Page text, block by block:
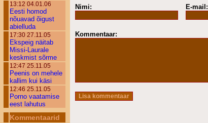
13:12 04.01.06
Eesti homod
nõuavad õigust
abielluda
17:30 27.11.05
Ekspeig näitab
Missi-Laurale
keskmist sõrme
12:47 25.11.05
Peenis on mehele
kallim kui käsi
12:46 25.11.05
Porno vaatamise
eest lahutus
Kommentaarid
Nimi: E-mail:
Kommentaar: